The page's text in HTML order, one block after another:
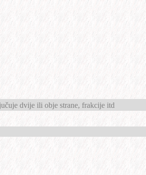
dvije ili obje strane, frakcije itd